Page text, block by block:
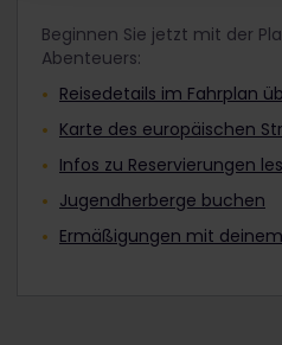
Beginnen Sie jetzt mit der
Abenteuers:
Reisedetails im Fahrplan
Karte des europäischen
Infos zu Reservierungen
Jugendherberge buchen
Ermäßigungen mit